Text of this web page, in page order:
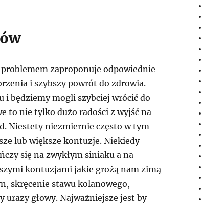
zaproponuje odpowiednie
i szybszy powrót do zdrowia.
i będziemy mogli szybciej wrócić do
to nie tylko dużo radości z wyjść na
Niestety niezmiernie często w tym
lub większe kontuzje. Niekiedy
się na zwykłym siniaku a na
kontuzjami jakie grożą nam zimą
skręcenie stawu kolanowego,
urazy głowy. Najważniejsze jest by